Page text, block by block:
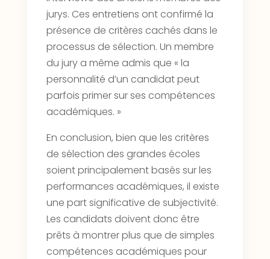
jurys. Ces entretiens ont confirmé la
présence de critères cachés dans le
processus de sélection. Un membre
du jury a même admis que « la
personnalité d’un candidat peut
parfois primer sur ses compétences
académiques. »
En conclusion, bien que les critères
de sélection des grandes écoles
soient principalement basés sur les
performances académiques, il existe
une part significative de subjectivité.
Les candidats doivent donc être
prêts à montrer plus que de simples
compétences académiques pour